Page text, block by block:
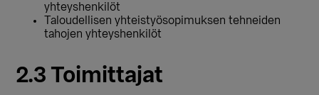
yhteyshenkilöt
Taloudellisen yhteistyösopimuksen tehneiden
tahojen yhteyshenkilöt
2.3 Toimittajat